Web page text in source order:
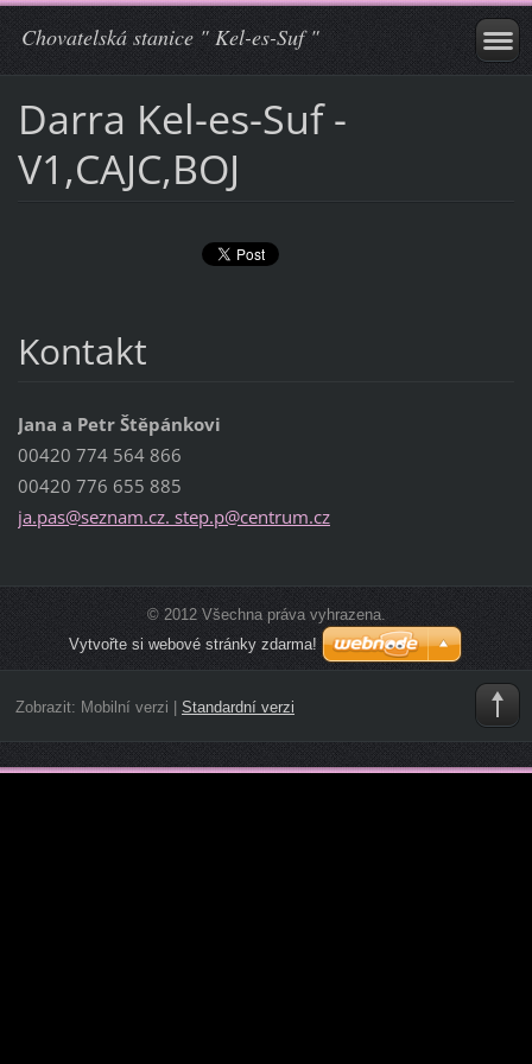
Chovatelská stanice " Kel-es-Suf "
Darra Kel-es-Suf -
V1,CAJC,BOJ
Kontakt
Jana a Petr Štěpánkovi
00420 774 564 866
00420 776 655 885
ja.pas@seznam.cz. step.p@centrum.cz
© 2012 Všechna práva vyhrazena.
Vytvořte si webové stránky zdarma!
Zobrazit: Mobilní verzi | Standardní verzi